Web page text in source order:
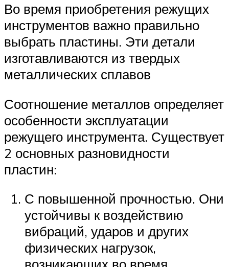
Во время приобретения режущих
инструментов важно правильно
выбрать пластины. Эти детали
изготавливаются из твердых
металлических сплавов
Соотношение металлов определяет
особенности эксплуатации
режущего инструмента. Существует
2 основных разновидности
пластин:
С повышенной прочностью. Они
устойчивы к воздействию
вибраций, ударов и других
физических нагрузок,